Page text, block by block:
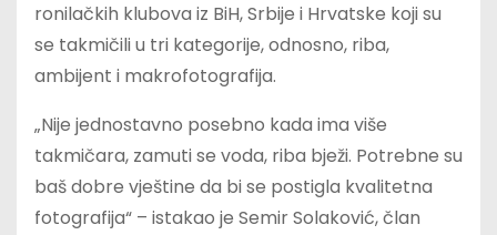
ronilačkih klubova iz BiH, Srbije i Hrvatske koji su
se takmičili u tri kategorije, odnosno, riba,
ambijent i makrofotografija.
„Nije jednostavno posebno kada ima više
takmičara, zamuti se voda, riba bježi. Potrebne su
baš dobre vještine da bi se postigla kvalitetna
fotografija“ – istakao je Semir Solaković, član